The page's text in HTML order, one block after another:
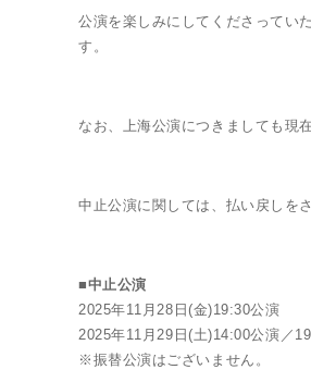
公演を楽しみにしてくださってい
す。
なお、上海公演につきましても現
中止公演に関しては、払い戻しを
■中止公演
2025年11月28日(金)19:30公演
2025年11月29日(土)14:00公演／
※振替公演はございません。